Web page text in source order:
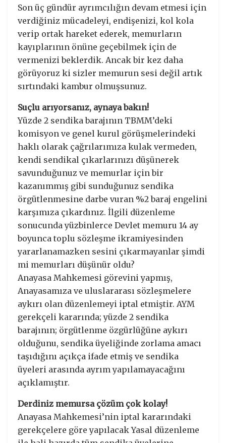
Son üç gündür ayrımcılığın devam etmesi için
verdiğiniz mücadeleyi, endişenizi, kol kola
verip ortak hareket ederek, memurların
kayıplarının önüne geçebilmek için de
vermenizi beklerdik. Ancak bir kez daha
görüyoruz ki sizler memurun sesi değil artık
sırtındaki kambur olmuşsunuz.
Suçlu arıyorsanız, aynaya bakın!
Yüzde 2 sendika barajının TBMM’deki
komisyon ve genel kurul görüşmelerindeki
haklı olarak çağrılarımıza kulak vermeden,
kendi sendikal çıkarlarınızı düşünerek
savunduğunuz ve memurlar için bir
kazanımmış gibi sunduğunuz sendika
örgütlenmesine darbe vuran %2 baraj engelini
karşımıza çıkardınız. İlgili düzenleme
sonucunda yüzbinlerce Devlet memuru 14 ay
boyunca toplu sözleşme ikramiyesinden
yararlanamazken sesini çıkarmayanlar şimdi
mi memurları düşünür oldu?
Anayasa Mahkemesi görevini yapmış,
Anayasamıza ve uluslararası sözleşmelere
aykırı olan düzenlemeyi iptal etmiştir. AYM
gerekçeli kararında; yüzde 2 sendika
barajının; örgütlenme özgürlüğüne aykırı
olduğunu, sendika üyeliğinde zorlama amacı
taşıdığını açıkça ifade etmiş ve sendika
üyeleri arasında ayrım yapılamayacağını
açıklamıştır.
Derdiniz memursa çözüm çok kolay!
Anayasa Mahkemesi’nin iptal kararındaki
gerekçelere göre yapılacak Yasal düzenleme